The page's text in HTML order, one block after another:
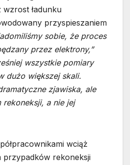
ładunku
przyspieszaniem
sobie, że proces
przez elektrony,”
wszystkie pomiary
dużo większej skali.
zjawiska, ale
rekoneksji, a nie jej
wciąż
przypadków rekoneksji